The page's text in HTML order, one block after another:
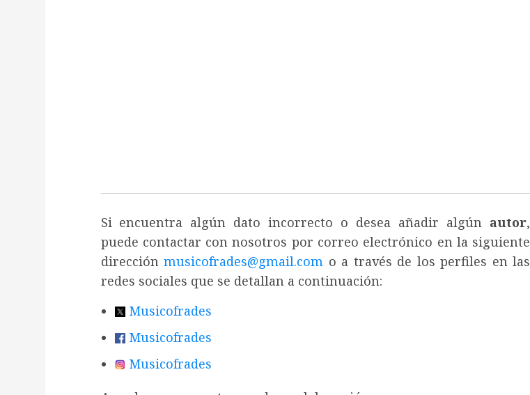
Si encuentra algún dato incorrecto o desea añadir algún autor,
puede contactar con nosotros por correo electrónico en la siguiente
direcciónmusicofrades@gmail.com o a través de los perfiles en las
redes sociales que se detallan a continuación:
Musicofrades
Musicofrades
Musicofrades